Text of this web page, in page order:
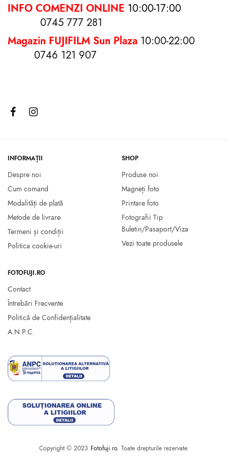
INFO COMENZI ONLINE 10:00-17:00
0745 777 281
Magazin FUJIFILM Sun Plaza 10:00-22:00
0746 121 907
INFORMAȚII
Despre noi
Cum comand
Modalități de plată
Metode de livrare
Termeni și condiții
Politica cookie-uri
SHOP
Produse noi
Magneți foto
Printare foto
Fotografii Tip
Buletin/Pasaport/Viza
Vezi toate produsele
FOTOFUJI.RO
Contact
Întrebări Frecvente
Politică de Confidențialitate
A.N.P.C.
Copyright © 2023 Fotofuji.ro. Toate drepturile rezervate.